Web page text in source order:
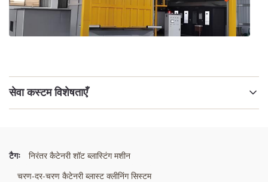
सेवा कस्टम विशेषताएँ
डबल हुक हैंगर घर्षण विस्फोट प्रणाली
टैगः
निरंतर कैटेनरी शॉट ब्लास्टिंग मशीन
चरण-दर-चरण कैटेनरी ब्लास्ट क्लीनिंग सिस्टम